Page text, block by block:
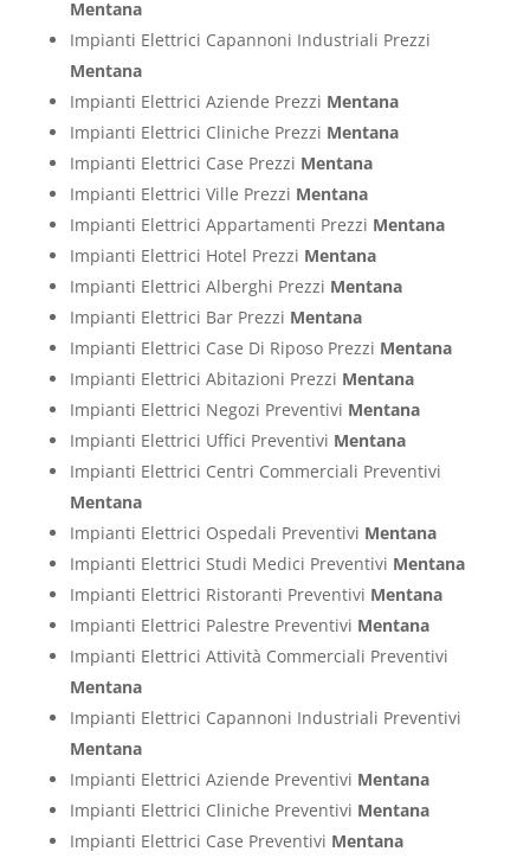
Mentana
Impianti Elettrici Capannoni Industriali Prezzi
Mentana
Impianti Elettrici Aziende Prezzi Mentana
Impianti Elettrici Cliniche Prezzi Mentana
Impianti Elettrici Case Prezzi Mentana
Impianti Elettrici Ville Prezzi Mentana
Impianti Elettrici Appartamenti Prezzi Mentana
Impianti Elettrici Hotel Prezzi Mentana
Impianti Elettrici Alberghi Prezzi Mentana
Impianti Elettrici Bar Prezzi Mentana
Impianti Elettrici Case Di Riposo Prezzi Mentana
Impianti Elettrici Abitazioni Prezzi Mentana
Impianti Elettrici Negozi Preventivi Mentana
Impianti Elettrici Uffici Preventivi Mentana
Impianti Elettrici Centri Commerciali Preventivi
Mentana
Impianti Elettrici Ospedali Preventivi Mentana
Impianti Elettrici Studi Medici Preventivi Mentana
Impianti Elettrici Ristoranti Preventivi Mentana
Impianti Elettrici Palestre Preventivi Mentana
Impianti Elettrici Attività Commerciali Preventivi
Mentana
Impianti Elettrici Capannoni Industriali Preventivi
Mentana
Impianti Elettrici Aziende Preventivi Mentana
Impianti Elettrici Cliniche Preventivi Mentana
Impianti Elettrici Case Preventivi Mentana